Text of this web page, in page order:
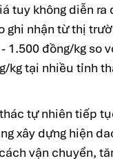
tuy không diễn
ghi nhận từ thị
1.500 đồng/kg so
kg tại nhiều tỉnh
tự nhiên tiếp
xây dựng hiện
vận chuyển,